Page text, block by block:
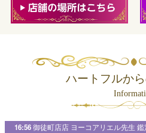
ハートフルか
16:56御徒町店店 ヨーコアリエル先生 鑑